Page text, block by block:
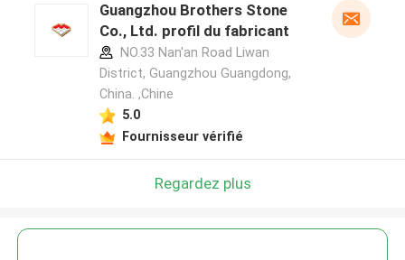
Guangzhou Brothers Stone
Co., Ltd. profil du fabricant
NO.33 Nan'an Road Liwan
District, Guangzhou Guangdong,
China. ,Chine
5.0
Fournisseur vérifié
Regardez plus